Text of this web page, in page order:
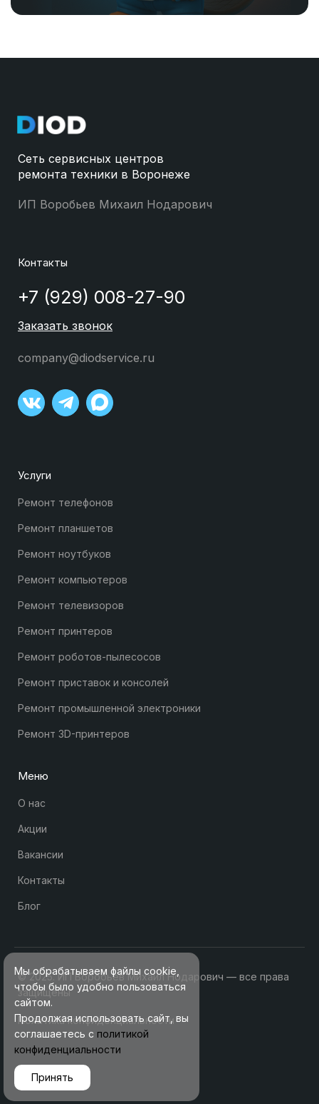
Сеть сервисных центров
ремонта техники в Воронеже
ИП Воробьев Михаил Нодарович
Контакты
+7 (929) 008-27-90
Заказать звонок
company@diodservice.ru
Услуги
Ремонт телефонов
Ремонт планшетов
Ремонт ноутбуков
Ремонт компьютеров
Ремонт телевизоров
Ремонт принтеров
Ремонт роботов-пылесосов
Ремонт приставок и консолей
Ремонт промышленной электроники
Ремонт 3D-принтеров
Меню
О нас
Акции
Вакансии
Контакты
Блог
© 2025. ИП Воробьев Михаил Нодарович — все права
защищены
Политика конфиденциальности
Мы обрабатываем файлы cookie,
чтобы было удобно пользоваться
сайтом.
Продолжая использовать сайт, вы
соглашаетесь с политикой
конфиденциальности
Принять